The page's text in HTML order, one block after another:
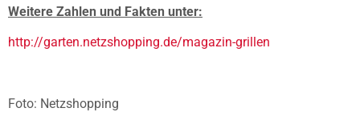
Weitere Zahlen und Fakten unter:
http://garten.netzshopping.de/magazin-grillen
Foto: Netzshopping